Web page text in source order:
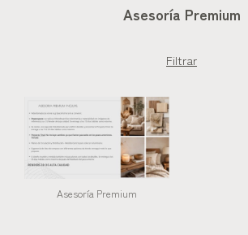
Asesoría Premium
Filtrar
Asesoría Premium